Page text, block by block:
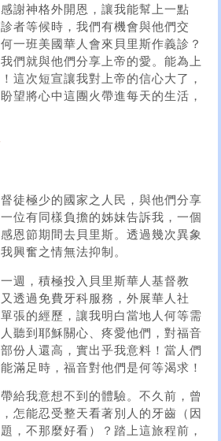
謝神格外開恩，讓我能幫上一點
者等候時，我們有機會與他們交
一班美國華人會來貝里斯作義診？
們就與他們分享上帝的愛。能為上
這次短宣讓我對上帝的信心大了，
望將心中這團火帶進每天的生活，
徒極少的國家之人民，與他們分享
位有同樣負擔的姊妹告訴我，一個
恩節期間去貝里斯。透過幾次異象
興奮之情無法抑制。
週，積極投入貝里斯華人基督教
透過免費牙科服務，外展華人社
張的經歷，讓我明白當地人何等需
聽到耶穌關心、疼愛他們，對福音
份人還高，實出乎我意料！當人們
滿足時，福音對他們是何等渴求！
給我意想不到的體驗。不久前，曾
怎能忍受整天看著別人的牙齒（因
，不那麼好看）？踏上這旅程前，